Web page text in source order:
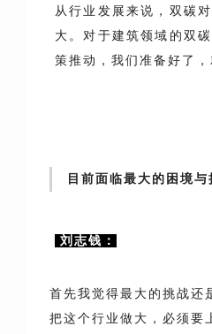
从行业发展来说，双碳
大。对于建筑领域的双
策推动，我们准备好了，
目前面临最大的困境与
刘志钱：
首先我觉得最大的挑战还
把这个行业做大，必须要